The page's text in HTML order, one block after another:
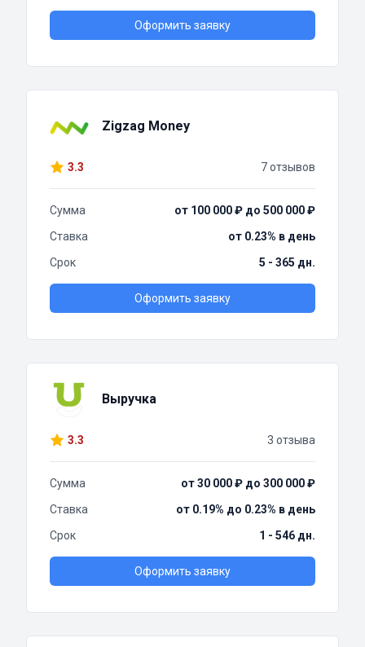
Оформить заявку
Zigzag Money
3.3 7 отзывов
Сумма
от 100 000 ₽ до 500 000 ₽
Ставка
от 0.23% в день
Срок
5 - 365 дн.
Оформить заявку
Выручка
3.3 3 отзыва
Сумма
от 30 000 ₽ до 300 000 ₽
Ставка
от 0.19% до 0.23% в день
Срок
1 - 546 дн.
Оформить заявку